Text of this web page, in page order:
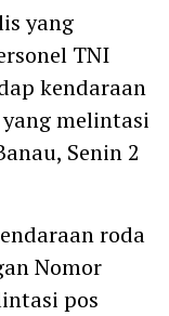
yang
TNI
kendaraan
melintasi
Senin 2
roda
Nomor
pos